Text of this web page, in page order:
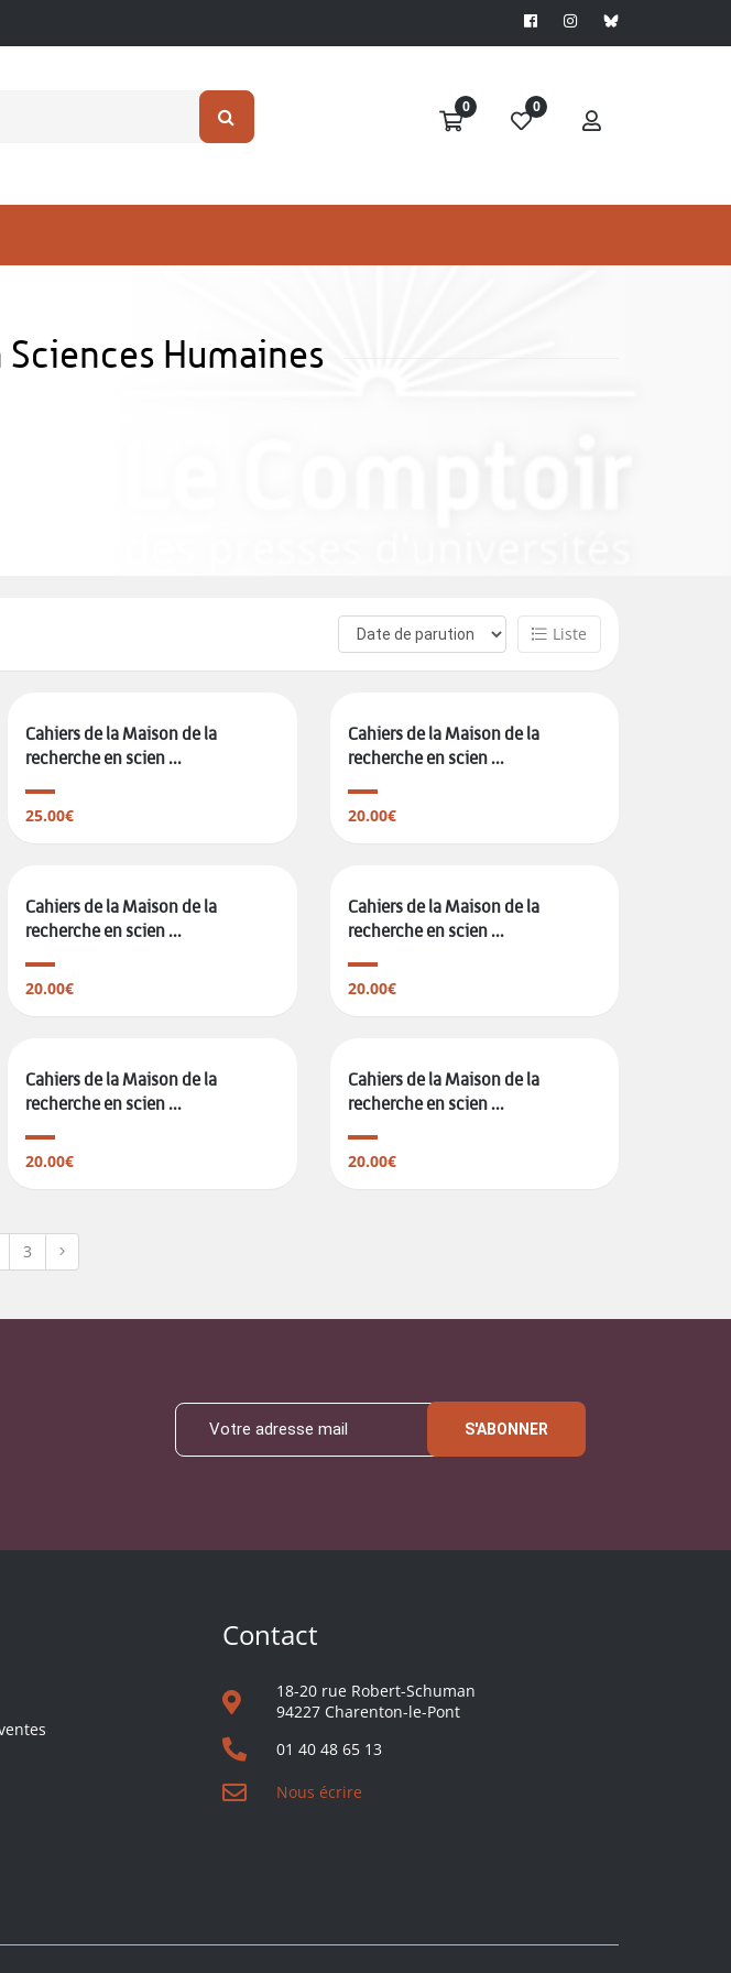
0 0
Humaines
Liste
Cahiers de la Maison de la
recherche en scien ...
25.00€
Cahiers de la Maison de la
recherche en scien ...
20.00€
Cahiers de la Maison de la
recherche en scien ...
20.00€
Cahiers de la Maison de la
recherche en scien ...
20.00€
Cahiers de la Maison de la
recherche en scien ...
20.00€
Cahiers de la Maison de la
recherche en scien ...
20.00€
3
S'ABONNER
Contact
18-20 rue Robert-Schuman
94227 Charenton-le-Pont
01 40 48 65 13
Nous écrire